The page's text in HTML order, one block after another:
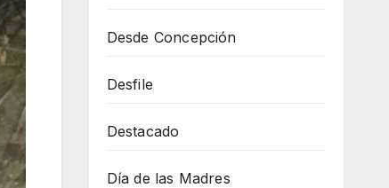
Desde Concepción
Desfile
Destacado
Día de las Madres